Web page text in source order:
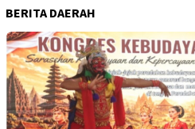
BERITA DAERAH